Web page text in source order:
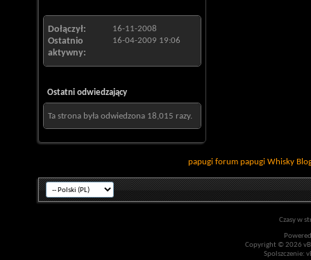
Dołączył 16-11-2008
Ostatnio
aktywny
16-04-2009 19:06
Ostatni odwiedzający
Ta strona była odwiedzona 18,015 razy.
papugi forum papugi Whisky
Czasy w
Copyright © 2026
Spolszczenie: